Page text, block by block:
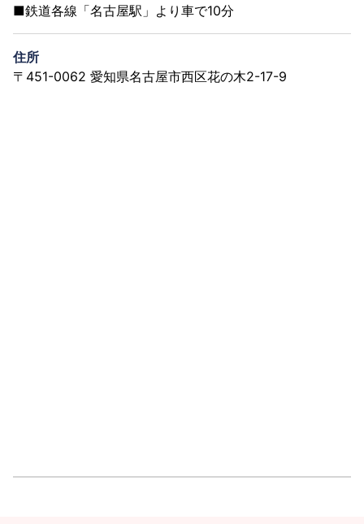
■鉄道各線「名古屋駅」より車で10分
住所
〒451-0062 愛知県名古屋市西区花の木2-17-9